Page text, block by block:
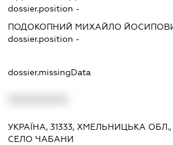
dossier.position -
ПОДОКОПНИЙ МИХАЙЛО
dossier.position -
dossier.missingData
УКРАЇНА, 31333, ХМЕЛЬНИЦЬКА
СЕЛО ЧАБАНИ